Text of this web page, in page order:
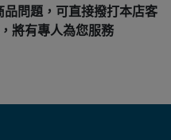
問題，可直接撥打本店客
，將有專人為您服務